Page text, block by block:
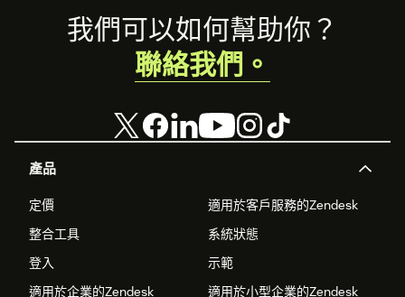
Footer
產品
定價
適用於客戶服務的Zendesk
整合工具
系統狀態
登入
示範
適用於企業的Zendesk
適用於小型企業的Zendesk
我們可以如何幫助你？
聯絡我們。